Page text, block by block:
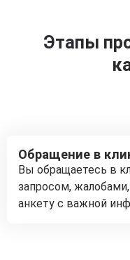
Этапы
Обращение в
Вы обращаетесь в
запросом,
анкету с важной